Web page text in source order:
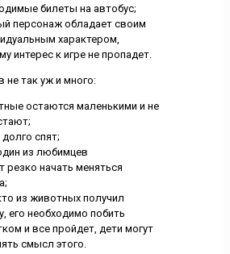
билеты на автобус;
персонаж обладает своим
характером,
интерес к игре не пропадет.
не так уж и много:
остаются маленькими и не
спят;
из любимцев
резко начать меняться
из животных получил
его необходимо побить
и все пройдет, дети могут
смысл этого.